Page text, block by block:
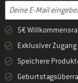
E-Mail-Adresse
Gib hier deine E-
5€
Exklusiver
Speichere